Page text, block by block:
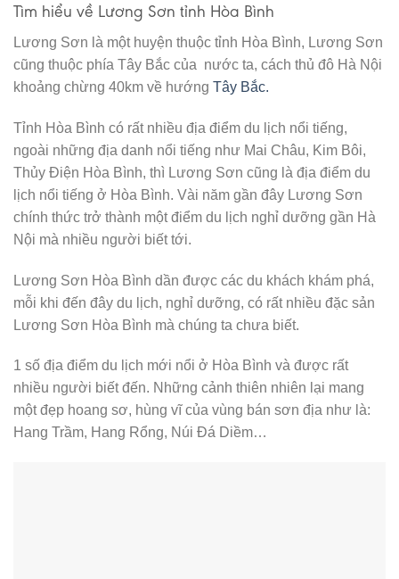
Tìm hiểu về Lương Sơn tỉnh Hòa Bình
Lương Sơn là một huyện thuộc tỉnh Hòa Bình, Lương Sơn
cũng thuộc phía Tây Bắc của nước ta, cách thủ đô Hà Nội
khoảng chừng 40km về hướng Tây Bắc.
Tỉnh Hòa Bình có rất nhiều địa điểm du lịch nổi tiếng,
ngoài những địa danh nổi tiếng như Mai Châu, Kim Bôi,
Thủy Điện Hòa Bình, thì Lương Sơn cũng là địa điểm du
lịch nổi tiếng ở Hòa Bình. Vài năm gần đây Lương Sơn
chính thức trở thành một điểm du lịch nghỉ dưỡng gần Hà
Nội mà nhiều người biết tới.
Lương Sơn Hòa Bình dần được các du khách khám phá,
mỗi khi đến đây du lịch, nghỉ dưỡng, có rất nhiều đặc sản
Lương Sơn Hòa Bình mà chúng ta chưa biết.
1 số địa điểm du lịch mới nổi ở Hòa Bình và được rất
nhiều người biết đến. Những cảnh thiên nhiên lại mang
một đẹp hoang sơ, hùng vĩ của vùng bán sơn địa như là:
Hang Trầm, Hang Rổng, Núi Đá Diềm…